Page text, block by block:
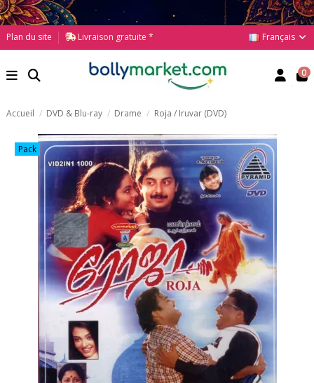
Plan du site Livraison gratuite * Français
0
Accueil DVD & Blu-ray Drame Roja / Iruvar (DVD)
Pack